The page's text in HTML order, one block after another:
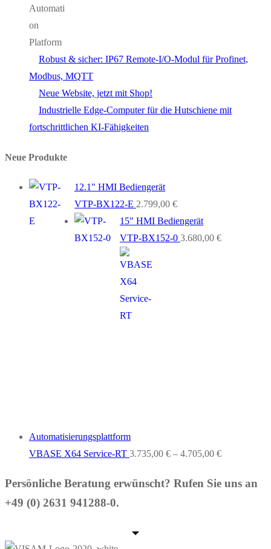
Robust & sicher: IP67 Remote-I/O-Modul für Profinet,
Modbus, MQTT
Neue Website, jetzt mit Shop!
Industrielle Edge-Computer für die Hutschiene mit
fortschrittlichen KI-Fähigkeiten
Neue Produkte
12.1" HMI Bediengerät
VTP-BX122-E 2.799,00 €
15" HMI Bediengerät
VTP-BX152-0 3.680,00 €
Automatisierungsplattform
VBASE X64 Service-RT 3.735,00 € – 4.705,00 €
Persönliche Beratung erwünscht? Rufen Sie uns an
+49 (0) 2631 941288-0.